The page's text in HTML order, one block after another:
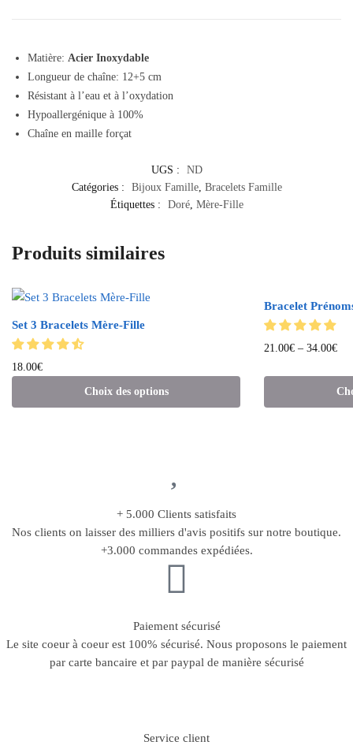
Matière: Acier Inoxydable
Longueur de chaîne: 12+5 cm
Résistant à l’eau et à l’oxydation
Hypoallergénique à 100%
Chaîne en maille forçat
UGS :
ND
Catégories :
Bijoux Famille, Bracelets Famille
Étiquettes :
Doré, Mère-Fille
Produits similaires
Set 3 Bracelets Mère-Fille
18.00€
Choix des options
Bracelet
21.00€ – 34.00€
+ 5.000 Clients satisfaits
Nos clients on laisser des milliers d'avis positifs sur notre boutique.
+3.000 commandes expédiées.
Paiement sécurisé
Le site coeur à coeur est 100% sécurisé. Nous proposons le paiement
par carte bancaire et par paypal de manière sécurisé
Service client